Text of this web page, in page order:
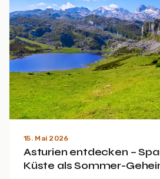
15. Mai 2026
Asturien entdecken –
Küste als Sommer-